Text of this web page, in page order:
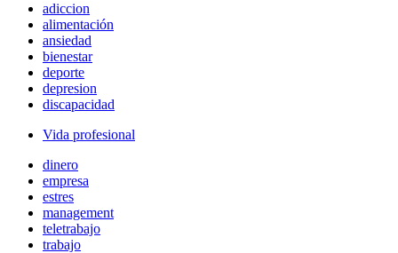
adiccion
alimentación
ansiedad
bienestar
deporte
depresion
discapacidad
Vida profesional
dinero
empresa
estres
management
teletrabajo
trabajo